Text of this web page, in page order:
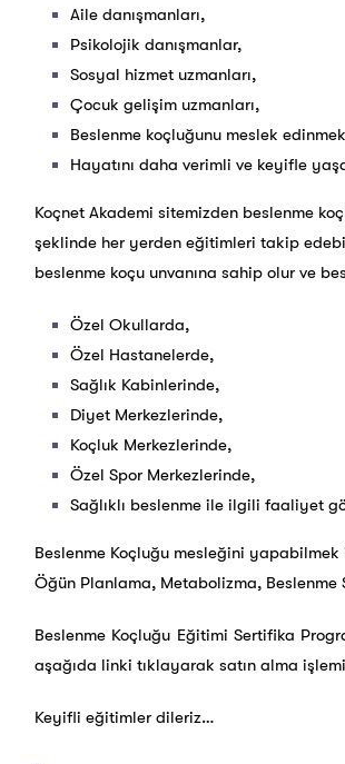
Aile danışmanları,
Psikolojik danışmanlar,
Sosyal hizmet uzmanları,
Çocuk gelişim uzmanları,
Beslenme koçluğunu meslek
Hayatını daha verimli ve keyifle
Koçnet Akademi sitemizden beslenme
şeklinde her yerden eğitimleri takip
beslenme koçu unvanına sahip olur ve
Özel Okullarda,
Özel Hastanelerde,
Sağlık Kabinlerinde,
Diyet Merkezlerinde,
Koçluk Merkezlerinde,
Özel Spor Merkezlerinde,
Sağlıklı beslenme ile ilgili faaliyet
Beslenme Koçluğu mesleğini yapabilmek
Öğün Planlama, Metabolizma,
Beslenme Koçluğu Eğitimi Sertifika
aşağıda linki tıklayarak satın alma
Keyifli eğitimler dileriz…